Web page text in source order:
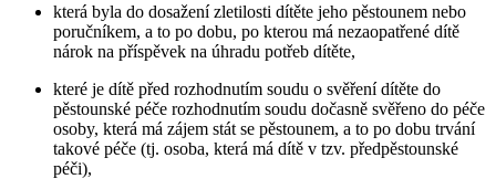
která byla do dosažení zletilosti dítěte jeho pěstounem nebo
poručníkem, a to po dobu, po kterou má nezaopatřené dítě
nárok na příspěvek na úhradu potřeb dítěte,
které je dítě před rozhodnutím soudu o svěření dítěte do
pěstounské péče rozhodnutím soudu dočasně svěřeno do péče
osoby, která má zájem stát se pěstounem, a to po dobu trvání
takové péče (tj. osoba, která má dítě v tzv. předpěstounské
péči),